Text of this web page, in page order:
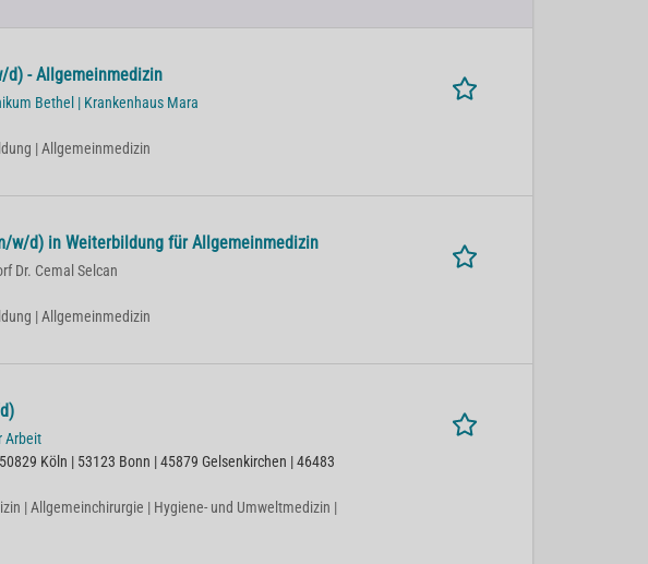
- Allgemeinmedizin
Bethel | Krankenhaus Mara
| Allgemeinmedizin
w/d) in Weiterbildung für Allgemeinmedizin
Dr. Cemal Selcan
| Allgemeinmedizin
Arbeit
Köln | 53123 Bonn | 45879 Gelsenkirchen | 46483
| Allgemeinchirurgie | Hygiene- und Umweltmedizin |